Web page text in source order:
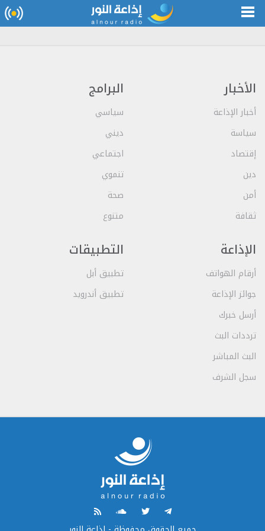
الأخبار
أخبار الإذاعة
سياسة
إقتصاد
دين
أمن
ثقافة
البرامج
سياسي
ديني
اجتماعي
تنموي
صحة
متنوع
الإذاعة
أرقام الهواتف
جوائز الإذاعة
أرسل خبرك
ترددات البث
البث المباشر
سجل الشرف
التطبيقات
تطبيق أبل
تطبيق أندرويد